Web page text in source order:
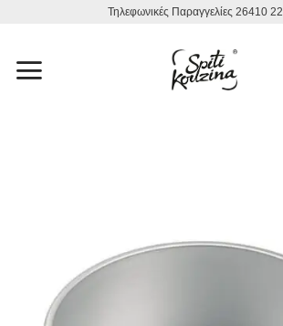
Τηλεφωνικές Παραγγελίες 26410